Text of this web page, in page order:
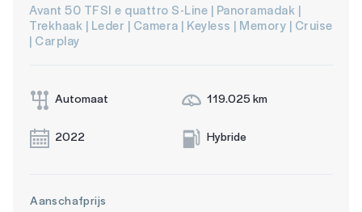
Avant 50 TFSI e quattro S-Line | Panoramadak |
Trekhaak | Leder | Camera | Keyless | Memory | Cruise
| Carplay
Automaat 119.025 km
2022 Hybride
Aanschafprijs